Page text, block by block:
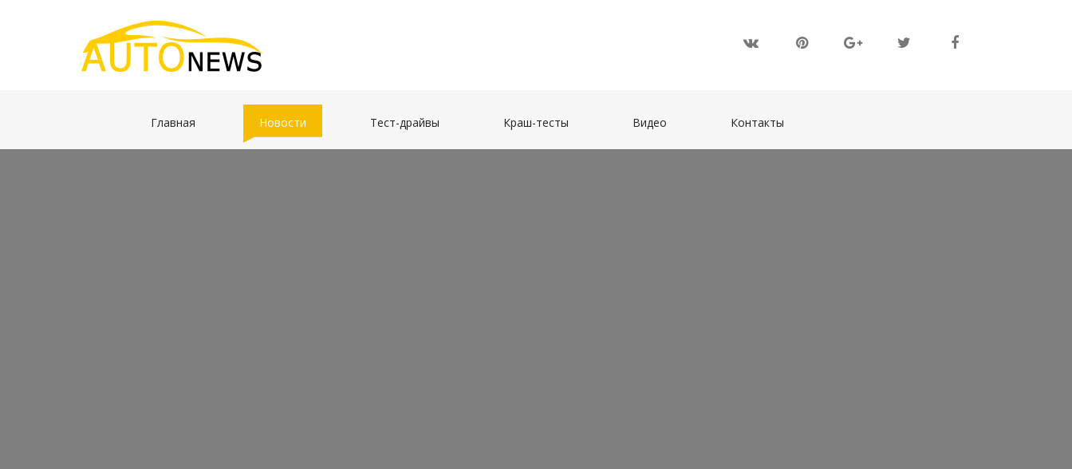
Главная Новости Тест-драйвы Краш-тесты Видео Контакты